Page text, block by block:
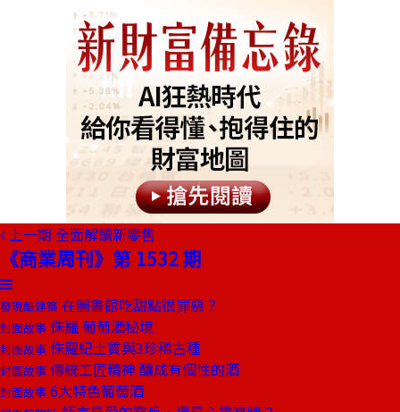
上一期 全面解讀新零售
《商業周刊》第 1532 期
發現酷建築 在圖書館吃甜點很罪惡？
封面故事 侏羅 葡萄酒秘境
封面故事 侏羅紀土質與3珍稀古種
封面故事 傳統工匠精神 釀成有個性的酒
封面故事 6大特色葡萄酒